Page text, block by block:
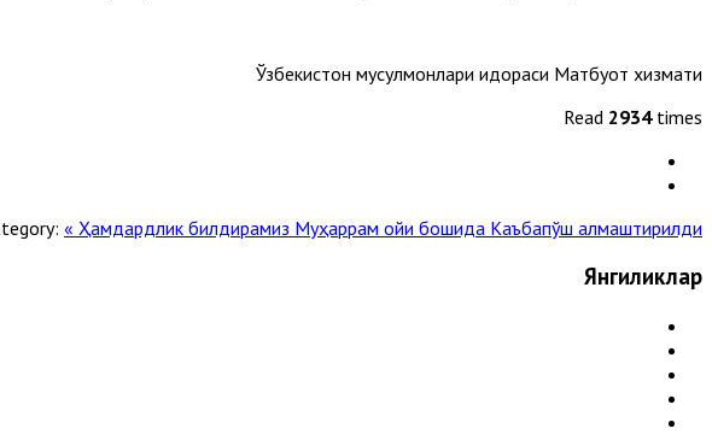
Ўзбекистон мусулмонлари идораси Матбуот хизмати
Read 2934times
« Ҳамдардлик билдирамиз Муҳаррам ойи бошида Каъбапўш алмаштирилди »
Янгиликлар